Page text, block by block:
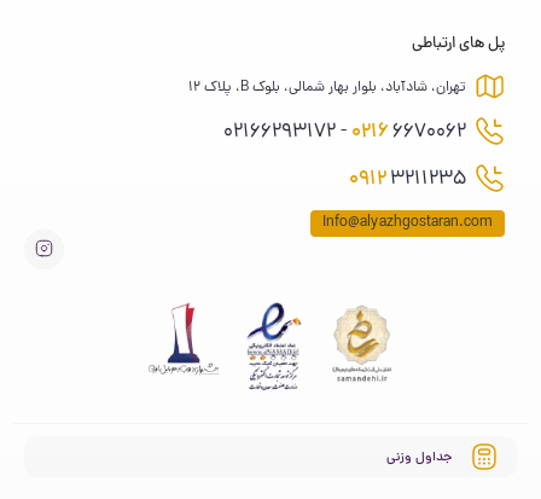
پل های ارتباطی
تهران، شادآباد، بلوار بهار شمالی، بلوک B، پلاک 12
02166670062 - 02166293172
09123211235
Info@alyazhgostaran.com
جداول وزنی